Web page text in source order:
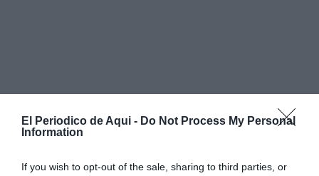
El Periodico de Aqui - Do Not Process My Personal
Information
If you wish to opt-out of the sale, sharing to third parties, or